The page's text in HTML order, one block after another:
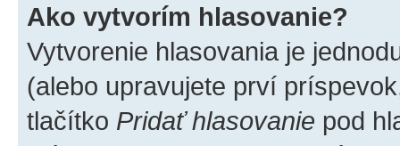
Ako vytvorím hlasovanie?
Vytvorenie hlasovania je
(alebo upravujete prví
tlačítko Pridať hlasovanie pod